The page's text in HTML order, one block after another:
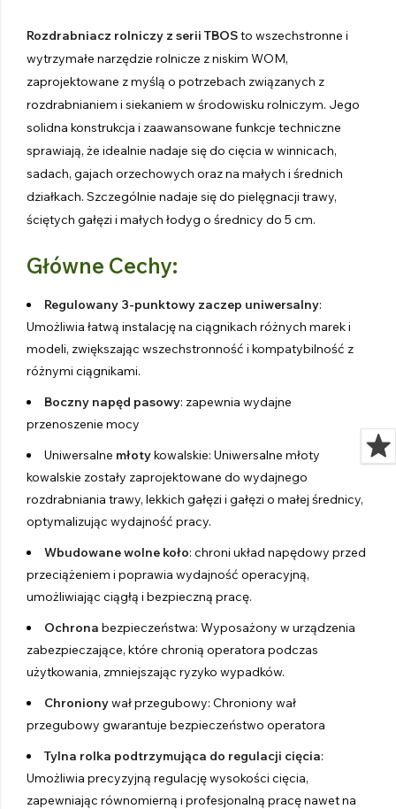
Rozdrabniacz rolniczy z serii TBOSto wszechstronne i
wytrzymałe narzędzie rolnicze z niskim WOM,
zaprojektowane z myślą o potrzebach związanych z
rozdrabnianiem i siekaniem w środowisku rolniczym. Jego
solidna konstrukcja i zaawansowane funkcje techniczne
sprawiają, że idealnie nadaje się do cięcia w winnicach,
sadach, gajach orzechowych oraz na małych i średnich
działkach. Szczególnie nadaje się do pielęgnacji trawy,
ściętych gałęzi i małych łodyg o średnicy do 5 cm.
Główne Cechy:
Regulowany 3-punktowy zaczep uniwersalny:
Umożliwia łatwą instalację na ciągnikach różnych marek i
modeli, zwiększając wszechstronność i kompatybilność z
różnymi ciągnikami.
Boczny napęd pasowy: zapewnia wydajne
przenoszenie mocy
Uniwersalne młotykowalskie: Uniwersalne młoty
kowalskie zostały zaprojektowane do wydajnego
rozdrabniania trawy, lekkich gałęzi i gałęzi o małej średnicy,
optymalizując wydajność pracy.
Wbudowane wolne koło: chroni układ napędowy przed
przeciążeniem i poprawia wydajność operacyjną,
umożliwiając ciągłą i bezpieczną pracę.
Ochrona bezpieczeństwa: Wyposażony w urządzenia
zabezpieczające, które chronią operatora podczas
użytkowania, zmniejszając ryzyko wypadków.
Chronionywał przegubowy: Chroniony wał
przegubowy gwarantuje bezpieczeństwo operatora
Tylna rolka podtrzymująca do regulacji cięcia:
Umożliwia precyzyjną regulację wysokości cięcia,
zapewniając równomierną i profesjonalną pracę nawet na